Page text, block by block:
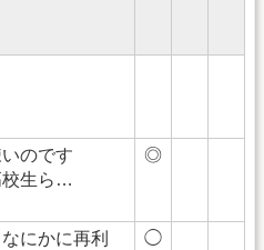
のです
生ら…
◎
にかに再利
◯